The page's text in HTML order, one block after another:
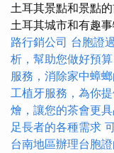
土耳其景點和景點
土耳其城市和有趣事
路行銷公司 台胞證
析，幫助您做好預算
服務，消除家中蟑
工植牙服務，為你
燴，讓您的茶會更
足長者的各種需求
台南地區辦理台胞